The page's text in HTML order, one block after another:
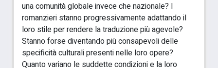
una comunità globale invece che nazionale? I
romanzieri stanno progressivamente adattando il
loro stile per rendere la traduzione più agevole?
Stanno forse diventando più consapevoli delle
specificità culturali presenti nelle loro opere?
Quanto variano le suddette condizioni e la loro